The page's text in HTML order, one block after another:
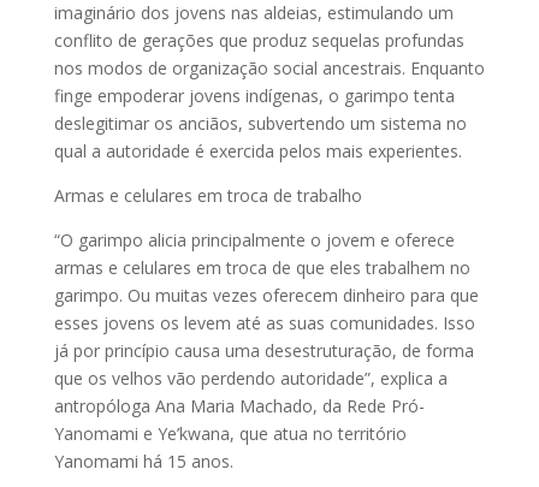
imaginário dos jovens nas aldeias, estimulando um
conflito de gerações que produz sequelas profundas
nos modos de organização social ancestrais. Enquanto
finge empoderar jovens indígenas, o garimpo tenta
deslegitimar os anciãos, subvertendo um sistema no
qual a autoridade é exercida pelos mais experientes.
Armas e celulares em troca de trabalho
“O garimpo alicia principalmente o jovem e oferece
armas e celulares em troca de que eles trabalhem no
garimpo. Ou muitas vezes oferecem dinheiro para que
esses jovens os levem até as suas comunidades. Isso
já por princípio causa uma desestruturação, de forma
que os velhos vão perdendo autoridade”, explica a
antropóloga Ana Maria Machado, da Rede Pró-
Yanomami e Ye’kwana, que atua no território
Yanomami há 15 anos.